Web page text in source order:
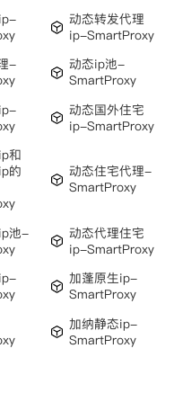
动态转发代理
ip-SmartProxy
-
动态ip池-
SmartProxy
动态国外住宅
ip-SmartProxy
和
的
动态住宅代理-
SmartProxy
池-
动态代理住宅
ip-SmartProxy
加蓬原生ip-
SmartProxy
加纳静态ip-
SmartProxy